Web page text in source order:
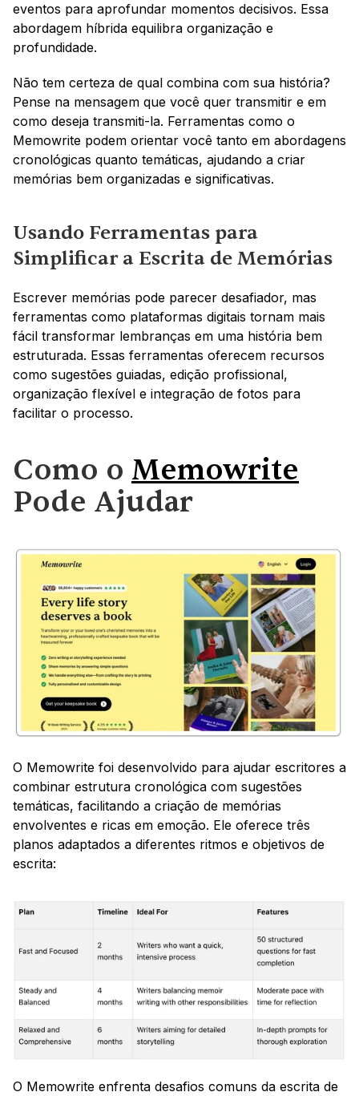
eventos para aprofundar momentos decisivos. Essa
abordagem híbrida equilibra organização e
profundidade.
Não tem certeza de qual combina com sua história?
Pense na mensagem que você quer transmitir e em
como deseja transmiti-la. Ferramentas como o
Memowrite podem orientar você tanto em abordagens
cronológicas quanto temáticas, ajudando a criar
memórias bem organizadas e significativas.
Usando Ferramentas para
Simplificar a Escrita de Memórias
Escrever memórias pode parecer desafiador, mas
ferramentas como plataformas digitais tornam mais
fácil transformar lembranças em uma história bem
estruturada. Essas ferramentas oferecem recursos
como sugestões guiadas, edição profissional,
organização flexível e integração de fotos para
facilitar o processo.
Como o Memowrite
Pode Ajudar
O Memowrite foi desenvolvido para ajudar escritores a
combinar estrutura cronológica com sugestões
temáticas, facilitando a criação de memórias
envolventes e ricas em emoção. Ele oferece três
planos adaptados a diferentes ritmos e objetivos de
escrita:
O Memowrite enfrenta desafios comuns da escrita de